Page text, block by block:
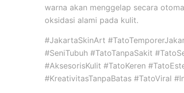
warna akan menggelap secara
oksidasi alami pada kulit.
#JakartaSkinArt
#SeniTubuh #TatoTanpaSakit
#AksesorisKulit #TatoKeren
#KreativitasTanpaBatas #TatoViral